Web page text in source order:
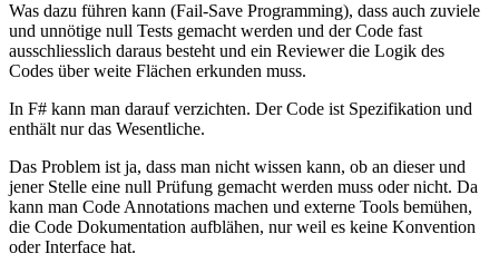
Was dazu führen kann (Fail-Save Programming), dass auch zuviele
und unnötige null Tests gemacht werden und der Code fast
ausschliesslich daraus besteht und ein Reviewer die Logik des
Codes über weite Flächen erkunden muss.
In F# kann man darauf verzichten. Der Code ist Spezifikation und
enthält nur das Wesentliche.
Das Problem ist ja, dass man nicht wissen kann, ob an dieser und
jener Stelle eine null Prüfung gemacht werden muss oder nicht. Da
kann man Code Annotations machen und externe Tools bemühen,
die Code Dokumentation aufblähen, nur weil es keine Konvention
oder Interface hat.